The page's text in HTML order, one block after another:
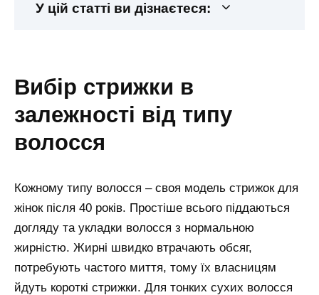
У цій статті ви дізнаєтеся:
вибір стрижки в
залежності від типу
волосся
Кожному типу волосся – своя модель стрижок для
жінок після 40 років. Простіше всього піддаються
догляду та укладки волосся з нормальною
жирністю. Жирні швидко втрачають обсяг,
потребують частого миття, тому їх власницям
йдуть короткі стрижки. Для тонких сухих волосся